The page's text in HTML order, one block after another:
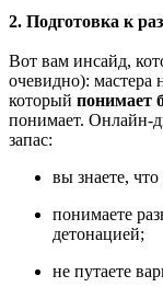
2. Подготовка к
Вот вам инсайд,
очевидно): мастера
который понимает
понимает. Онлайн-
запас:
вы знаете,
понимаете
детонацией;
не путаете